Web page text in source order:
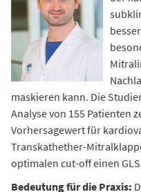
maskieren kann. Die
Analyse von 155 Patienten
Vorhersagewert für
Transkathether-
optimalen cut-off einen
Bedeutung für die Praxis: